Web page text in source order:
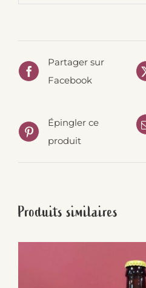
Partager sur
Facebook
Épingler ce
produit
Produits similaires